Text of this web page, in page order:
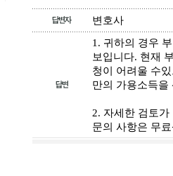
변호사
1. 귀하의 경우
보입니다. 현재
청이 어려울 수
만의 가용소득을
2. 자세한 검토
문의 사항은 무